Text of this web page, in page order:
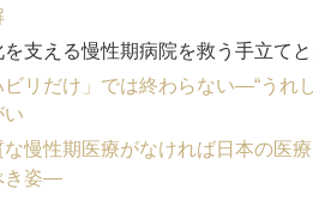
を支える慢性期病院を救う手立て
ビリだけ」では終わらない―“うれ
い
な慢性期医療がなければ日本の医
き姿―